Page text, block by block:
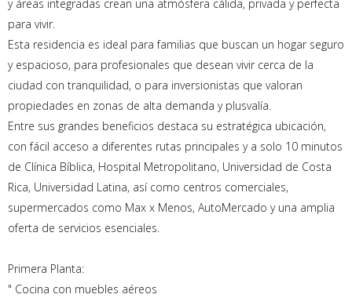
y áreas integradas crean una atmósfera cálida, privada y perfecta
para vivir.
Esta residencia es ideal para familias que buscan un hogar seguro
y espacioso, para profesionales que desean vivir cerca de la
ciudad con tranquilidad, o para inversionistas que valoran
propiedades en zonas de alta demanda y plusvalía.
Entre sus grandes beneficios destaca su estratégica ubicación,
con fácil acceso a diferentes rutas principales y a solo 10 minutos
de Clínica Bíblica, Hospital Metropolitano, Universidad de Costa
Rica, Universidad Latina, así como centros comerciales,
supermercados como Max x Menos, AutoMercado y una amplia
oferta de servicios esenciales.
Primera Planta:
" Cocina con muebles aéreos